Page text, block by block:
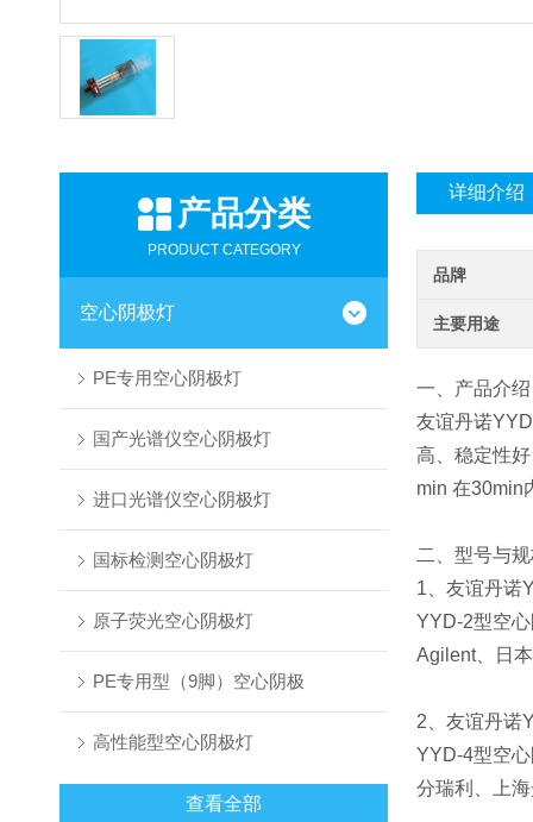
产品分类
PRODUCT CATEGORY
空心阴极灯
PE专用空心阴极灯
国产光谱仪空心阴极灯
进口光谱仪空心阴极灯
国标检测空心阴极灯
原子荧光空心阴极灯
PE专用型（9脚）空心阴极
高性能型空心阴极灯
查看全部
详细介绍
品牌
主要用途
一、产品介
友谊丹诺
高、稳定性
min 在30min
二、型号与
1、友谊丹诺
YYD-2型空
Agilent、日
2、友谊丹诺
YYD-4型空
分瑞利、上